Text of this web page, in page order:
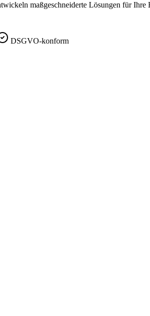
maßgeschneiderte Lösungen für Ihre
DSGVO-konform